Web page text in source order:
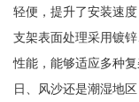
轻便，提升了安装速
支架表面处理采用镀
性能，能够适应多种
日、风沙还是潮湿地